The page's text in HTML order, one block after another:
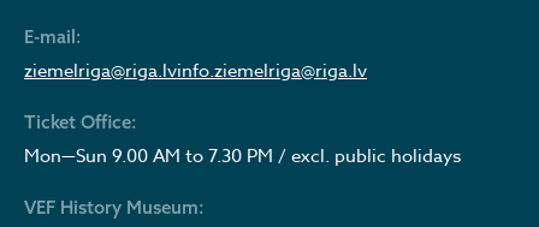
E-mail:
ziemelriga@riga.lvinfo.ziemelriga@riga.lv
Ticket Office:
Mon—Sun 9.00 AM to 7.30 PM / excl. public holidays
VEF History Museum: